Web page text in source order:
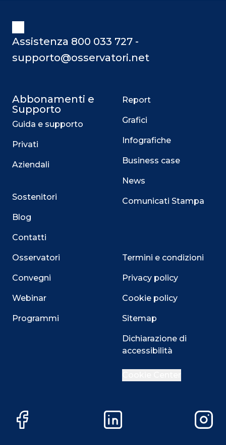
Assistenza 800 033 727 -
supporto@osservatori.net
Abbonamenti e
Supporto
Guida e supporto
Privati
Aziendali
Sostenitori
Blog
Contatti
Osservatori
Convegni
Webinar
Programmi
Report
Grafici
Infografiche
Business case
News
Comunicati Stampa
Termini e condizioni
Privacy policy
Cookie policy
Sitemap
Dichiarazione di
accessibilità
Facebook LinkedIn
Su questo sito web utilizziamo cookie tecnici necessari
alla navigazione e funzionali all’erogazione del servizio.